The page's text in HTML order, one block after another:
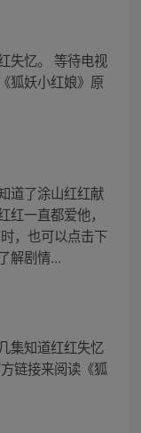
失忆。 等待电视
狐妖小红娘》原
道了涂山红红献
一直都爱他，
，也可以点击下
解剧情...
集知道红红失忆
链接来阅读《狐